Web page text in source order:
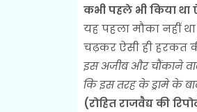
कभी पहले भी किया था
यह पहला मौका नहीं
चढ़कर ऐसी ही हरकत
इस अजीब और चौंकाने
कि इस तरह के ड्रामे के
(रोहित राजवैद्य की